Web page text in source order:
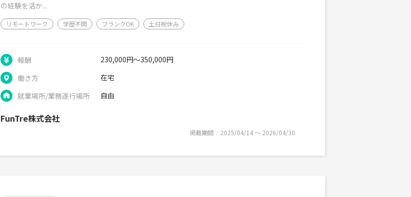
の経験を活か...
リモートワーク 学歴不問 ブランクOK 土日祝休み
報酬
230,000円～350,000円
働き方
在宅
就業場所/業務遂行場所
自由
FunTre株式会社
掲載期間 2025/04/14 〜 2026/04/30